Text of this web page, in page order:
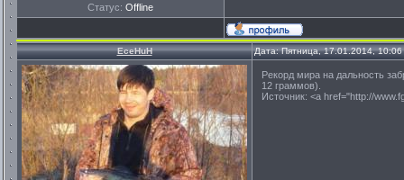
Статус: Offline
EceHuH Дата: Пятница, 17.01.2014,
Рекорд мира на дальность
12 граммов).
Источник: <a href="http://